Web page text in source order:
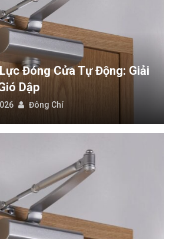
có khi du lịch nước ngoài tự túc
cửa tự động: Giải pháp chống gió dập
Biến: Phân Loại Và
Đặt
Đông Chí